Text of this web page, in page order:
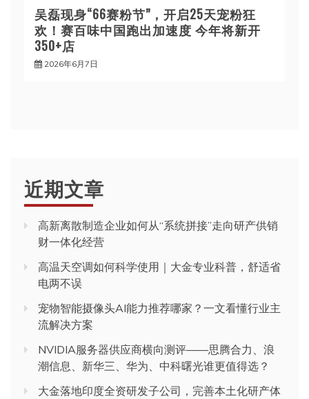
吴磊现身“66赛粉节”，开启25天宠粉狂
欢！赛百味中国跑出加速度 今年将新开
350+店
2026年6月7日
近期文章
高新离散制造企业如何从“系统拼接”走向研产供销
财一体化经营
高温天空调如何科学使用｜大金专业科普，舒适省
电两不误
宠物智能摄像头AI能力推荐哪家？一文看懂行业主
流解决方案
NVIDIA服务器供应商横向测评——思腾合力、浪
潮信息、新华三、华为、中科曙光谁更值得选？
大金落地印度全资研发子公司，完善本土化研产体